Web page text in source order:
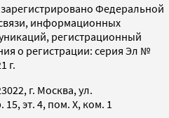
зарегистрировано Федеральной
информационных
регистрационный
о регистрации: серия Эл №
г.
г. Москва, ул.
эт. 4, пом. X, ком. 1